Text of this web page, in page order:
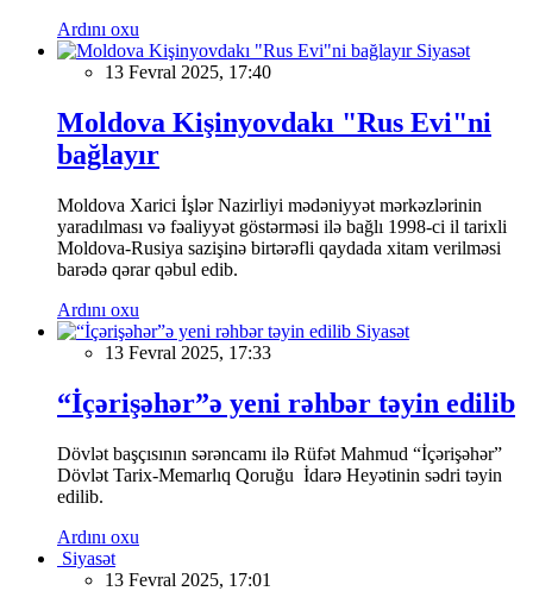
Ardını oxu
Siyasət
13 Fevral 2025, 17:40
Moldova Kişinyovdakı "Rus Evi"ni
bağlayır
Moldova Xarici İşlər Nazirliyi mədəniyyət mərkəzlərinin
yaradılması və fəaliyyət göstərməsi ilə bağlı 1998-ci il tarixli
Moldova-Rusiya sazişinə birtərəfli qaydada xitam verilməsi
barədə qərar qəbul edib.
Ardını oxu
Siyasət
13 Fevral 2025, 17:33
“İçərişəhər”ə yeni rəhbər təyin edilib
Dövlət başçısının sərəncamı ilə Rüfət Mahmud “İçərişəhər”
Dövlət Tarix-Memarlıq Qoruğu İdarə Heyətinin sədri təyin
edilib.
Ardını oxu
Siyasət
13 Fevral 2025, 17:01